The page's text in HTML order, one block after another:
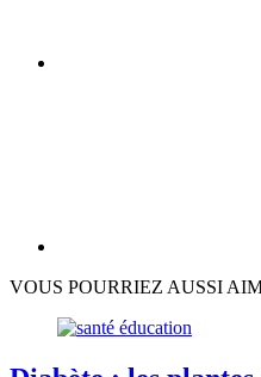
VOUS POURRIEZ AUSSI